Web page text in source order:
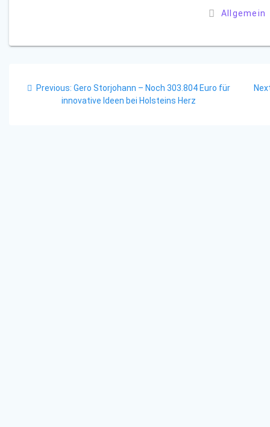
Allgemein
Previous: Previous
post:
Gero Storjohann – Noch 303.804 Euro für
innovative Ideen bei Holsteins Herz